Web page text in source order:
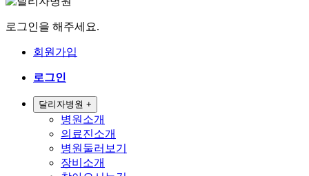
로그인을 해주세요.
회원가입
로그인
달리자병원 +
병원소개
의료진소개
병원둘러보기
장비소개